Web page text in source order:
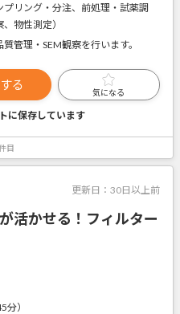
リング・分注、前処理・試薬調
物性測定）
管理・SEM観察を行います。
る
気になる
に保存しています
目
更新日： 30日以上前
活かせる！フィルター
）